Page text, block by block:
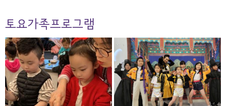
토요가족프로그램